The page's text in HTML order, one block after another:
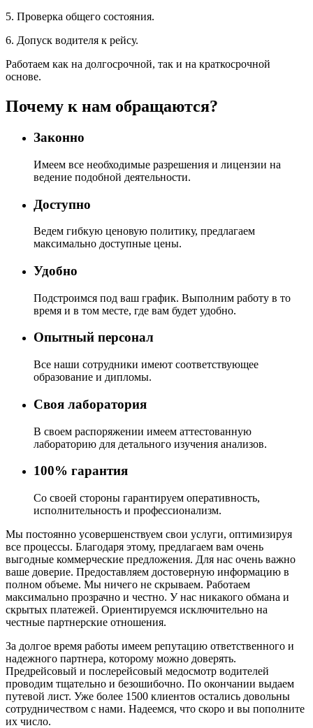
5. Проверка общего состояния.
6. Допуск водителя к рейсу.
Работаем как на долгосрочной, так и на краткосрочной
основе.
Почему к нам обращаются?
Законно
Имеем все необходимые разрешения и лицензии на
ведение подобной деятельности.
Доступно
Ведем гибкую ценовую политику, предлагаем
максимально доступные цены.
Удобно
Подстроимся под ваш график. Выполним работу в то
время и в том месте, где вам будет удобно.
Опытный персонал
Все наши сотрудники имеют соответствующее
образование и дипломы.
Своя лаборатория
В своем распоряжении имеем аттестованную
лабораторию для детального изучения анализов.
100% гарантия
Со своей стороны гарантируем оперативность,
исполнительность и профессионализм.
Мы постоянно усовершенствуем свои услуги, оптимизируя
все процессы. Благодаря этому, предлагаем вам очень
выгодные коммерческие предложения. Для нас очень важно
ваше доверие. Предоставляем достоверную информацию в
полном объеме. Мы ничего не скрываем. Работаем
максимально прозрачно и честно. У нас никакого обмана и
скрытых платежей. Ориентируемся исключительно на
честные партнерские отношения.
За долгое время работы имеем репутацию ответственного и
надежного партнера, которому можно доверять.
Предрейсовый и послерейсовый медосмотр водителей
проводим тщательно и безошибочно. По окончании выдаем
путевой лист. Уже более 1500 клиентов остались довольны
сотрудничеством с нами. Надеемся, что скоро и вы пополните
их число.